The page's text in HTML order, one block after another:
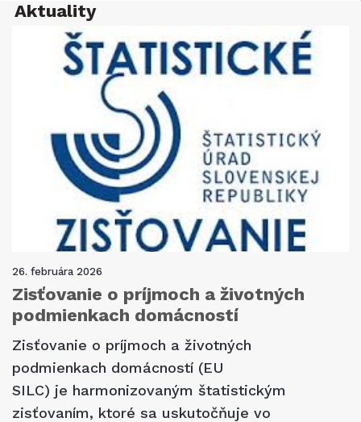
Aktuality
26. februára 2026
Zisťovanie o príjmoch a životných
podmienkach domácností
Zisťovanie o príjmoch a životných
podmienkach domácností (EU
SILC) je harmonizovaným štatistickým
zisťovaním, ktoré sa uskutočňuje vo